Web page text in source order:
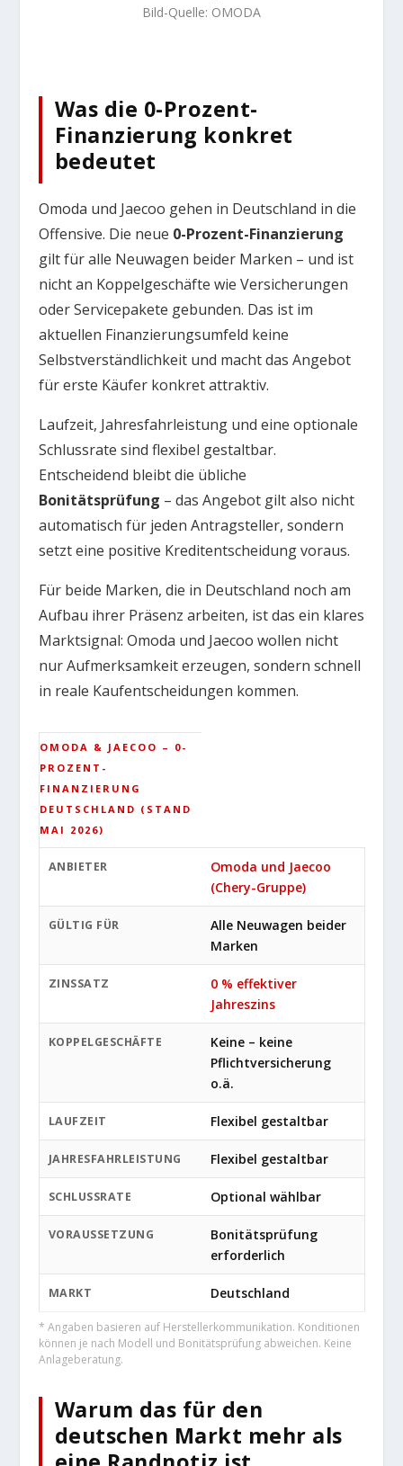
Bild-Quelle: OMODA
Was die 0-Prozent-
Finanzierung konkret
bedeutet
Omoda und Jaecoo gehen in Deutschland in die
Offensive. Die neue 0-Prozent-Finanzierung
gilt für alle Neuwagen beider Marken – und ist
nicht an Koppelgeschäfte wie Versicherungen
oder Servicepakete gebunden. Das ist im
aktuellen Finanzierungsumfeld keine
Selbstverständlichkeit und macht das Angebot
für erste Käufer konkret attraktiv.
Laufzeit, Jahresfahrleistung und eine optionale
Schlussrate sind flexibel gestaltbar.
Entscheidend bleibt die übliche
Bonitätsprüfung – das Angebot gilt also nicht
automatisch für jeden Antragsteller, sondern
setzt eine positive Kreditentscheidung voraus.
Für beide Marken, die in Deutschland noch am
Aufbau ihrer Präsenz arbeiten, ist das ein klares
Marktsignal: Omoda und Jaecoo wollen nicht
nur Aufmerksamkeit erzeugen, sondern schnell
in reale Kaufentscheidungen kommen.
OMODA & JAECOO – 0-
PROZENT-
FINANZIERUNG
DEUTSCHLAND (STAND
MAI 2026)
ANBIETER
Omoda und Jaecoo
(Chery-Gruppe)
GÜLTIG FÜR
Alle Neuwagen beider
Marken
ZINSSATZ
0 % effektiver
Jahreszins
KOPPELGESCHÄFTE
Keine – keine
Pflichtversicherung
o.ä.
LAUFZEIT Flexibel gestaltbar
JAHRESFAHRLEISTUNG Flexibel gestaltbar
SCHLUSSRATE Optional wählbar
VORAUSSETZUNG
Bonitätsprüfung
erforderlich
MARKT Deutschland
* Angaben basieren auf Herstellerkommunikation. Konditionen
können je nach Modell und Bonitätsprüfung abweichen. Keine
Anlageberatung.
Warum das für den
deutschen Markt mehr als